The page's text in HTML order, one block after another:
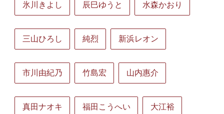
氷川きよし 辰巳ゆうと 水森かおり
三山ひろし 純烈 新浜レオン
市川由紀乃 竹島宏 山内惠介
真田ナオキ 福田こうへい 大江裕